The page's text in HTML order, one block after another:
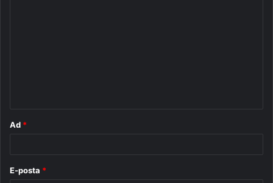
Ad *
E-posta *